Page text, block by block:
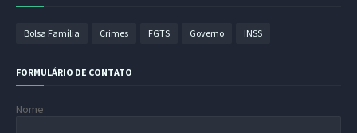
Bolsa Família Crimes FGTS Governo INSS
FORMULÁRIO DE CONTATO
Nome